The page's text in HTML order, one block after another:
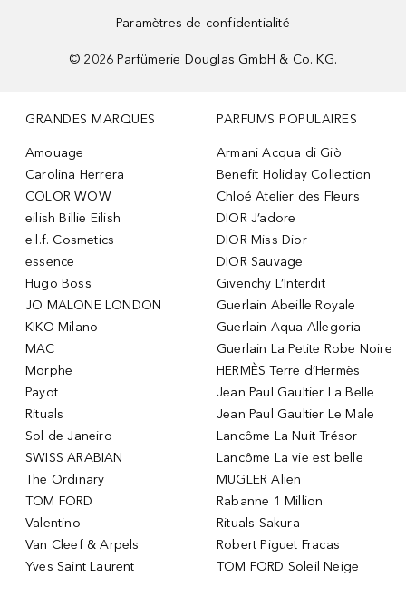
Paramètres de confidentialité
© 2026 Parfümerie Douglas GmbH & Co. KG.
GRANDES MARQUES
Amouage
Carolina Herrera
COLOR WOW
eilish Billie Eilish
e.l.f. Cosmetics
essence
Hugo Boss
JO MALONE LONDON
KIKO Milano
MAC
Morphe
Payot
Rituals
Sol de Janeiro
SWISS ARABIAN
The Ordinary
TOM FORD
Valentino
Van Cleef & Arpels
Yves Saint Laurent
PARFUMS POPULAIRES
Armani Acqua di Giò
Benefit Holiday Collection
Chloé Atelier des Fleurs
DIOR J’adore
DIOR Miss Dior
DIOR Sauvage
Givenchy L’Interdit
Guerlain Abeille Royale
Guerlain Aqua Allegoria
Guerlain La Petite Robe Noire
HERMÈS Terre d’Hermès
Jean Paul Gaultier La Belle
Jean Paul Gaultier Le Male
Lancôme La Nuit Trésor
Lancôme La vie est belle
MUGLER Alien
Rabanne 1 Million
Rituals Sakura
Robert Piguet Fracas
TOM FORD Soleil Neige